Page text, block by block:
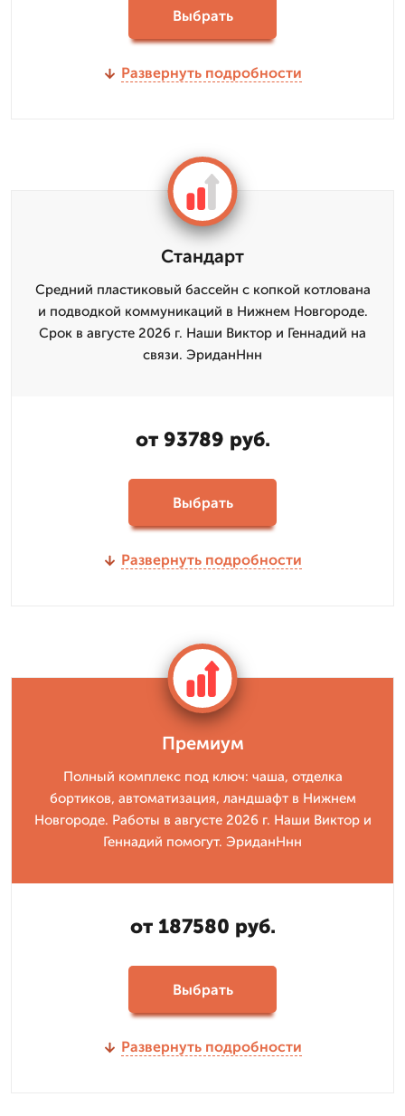
Выбрать
Развернуть подробности
Стандарт
Средний пластиковый бассейн с копкой котлована
и подводкой коммуникаций в Нижнем Новгороде.
Срок в августе 2026 г. Наши Виктор и Геннадий на
связи. ЭриданНнн
от 93789 руб.
Выбрать
Развернуть подробности
Премиум
Полный комплекс под ключ: чашa, отделка
бортиков, автоматизация, ландшафт в Нижнем
Новгороде. Работы в августе 2026 г. Наши Виктор и
Геннадий помогут. ЭриданНнн
от 187580 руб.
Выбрать
Развернуть подробности